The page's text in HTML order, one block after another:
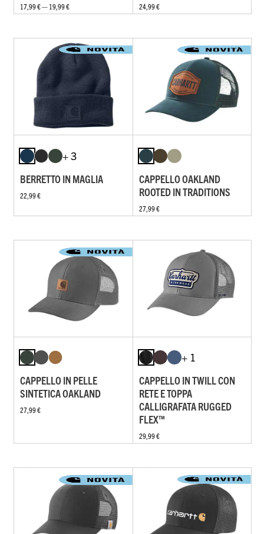
17,99 € — 19,99 € 24,99 €
+ 3
BERRETTO IN MAGLIA
22,99 €
CAPPELLO OAKLAND
ROOTED IN TRADITIONS
27,99 €
CAPPELLO IN PELLE
SINTETICA OAKLAND
27,99 €
+ 1
CAPPELLO IN TWILL CON
RETE E TOPPA
CALLIGRAFATA RUGGED
FLEX™
29,99 €